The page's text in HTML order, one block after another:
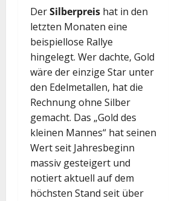
DerSilberpreis hat in den
letzten Monaten eine
beispiellose Rallye
hingelegt. Wer dachte, Gold
wäre der einzige Star unter
den Edelmetallen, hat die
Rechnung ohne Silber
gemacht. Das „Gold des
kleinen Mannes“ hat seinen
Wert seit Jahresbeginn
massiv gesteigert und
notiert aktuell auf dem
höchsten Stand seit über